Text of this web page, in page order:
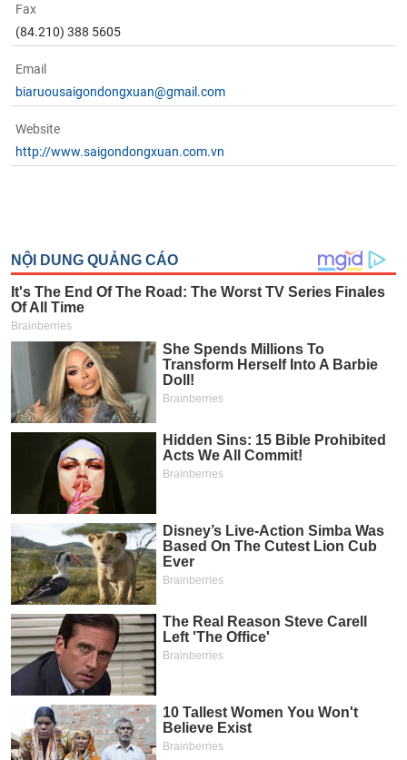
Fax
(84.210) 388 5605
Email
biaruousaigondongxuan@gmail.com
Website
http://www.saigondongxuan.com.vn